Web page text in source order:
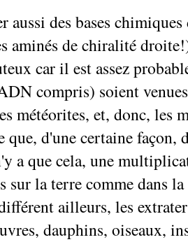
aussi des bases
aminés de chiralité
car il est assez
compris) soient
météorites, et, donc, les
d'une certaine façon,
a que cela, une
sur la terre comme dans
ailleurs, les
dauphins, oiseaux,